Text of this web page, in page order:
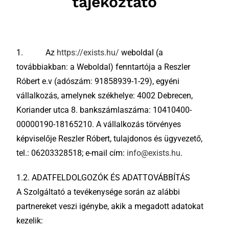
1. Az https://exists.hu/ weboldal (a
továbbiakban: a Weboldal) fenntartója a Reszler
Róbert e.v (adószám: 91858939-1-29), egyéni
vállalkozás, amelynek székhelye: 4002 Debrecen,
Koriander utca 8. bankszámlaszáma: 10410400-
00000190-18165210. A vállalkozás törvényes
képviselője Reszler Róbert, tulajdonos és ügyvezető,
tel.: 06203328518; e-mail cím: info@exists.hu.
1.2. ADATFELDOLGOZÓK ÉS ADATTOVÁBBÍTÁS
A Szolgáltató a tevékenysége során az alábbi
partnereket veszi igénybe, akik a megadott adatokat
kezelik: